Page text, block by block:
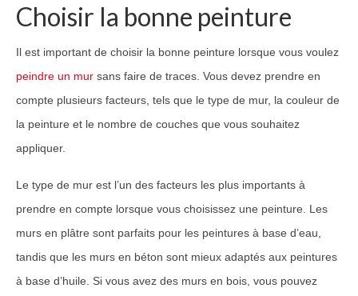
Choisir la bonne peinture
Il est important de choisir la bonne peinture lorsque vous voulez
peindre un mur sans faire de traces. Vous devez prendre en
compte plusieurs facteurs, tels que le type de mur, la couleur de
la peinture et le nombre de couches que vous souhaitez
appliquer.
Le type de mur est l’un des facteurs les plus importants à
prendre en compte lorsque vous choisissez une peinture. Les
murs en plâtre sont parfaits pour les peintures à base d’eau,
tandis que les murs en béton sont mieux adaptés aux peintures
à base d’huile. Si vous avez des murs en bois, vous pouvez